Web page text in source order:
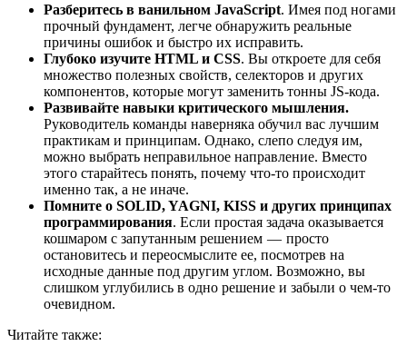
Разберитесь в ванильном JavaScript. Имея под ногами
прочный фундамент, легче обнаружить реальные
причины ошибок и быстро их исправить.
Глубоко изучите HTML и CSS. Вы откроете для себя
множество полезных свойств, селекторов и других
компонентов, которые могут заменить тонны JS-кода.
Развивайте навыки критического мышления.
Руководитель команды наверняка обучил вас лучшим
практикам и принципам. Однако, слепо следуя им,
можно выбрать неправильное направление. Вместо
этого старайтесь понять, почему что-то происходит
именно так, а не иначе.
Помните о SOLID, YAGNI, KISS и других принципах
программирования. Если простая задача оказывается
кошмаром с запутанным решением — просто
остановитесь и переосмыслите ее, посмотрев на
исходные данные под другим углом. Возможно, вы
слишком углубились в одно решение и забыли о чем-то
очевидном.
Читайте также: